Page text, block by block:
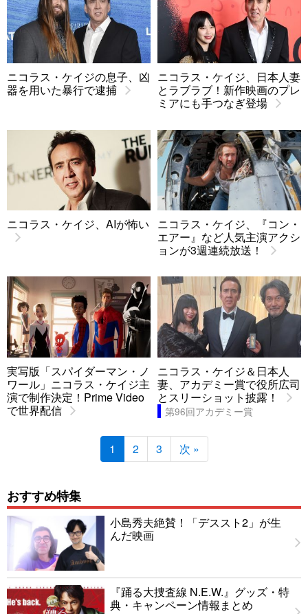
ニコラス・ケイジの息子、凶
器を用いた暴行で逮捕
ニコラス・ケイジ、日本人妻
とラブラブ！新作映画のプレ
ミアにも手つなぎ登場
ニコラス・ケイジ、AIが怖い
ニコラス・ケイジ、『コン・
エアー』など人気主演アクシ
ョンが3週連続放送！
実写版「スパイダーマン・ノ
ワール」ニコラス・ケイジ主
演で制作決定！Prime Video
で世界配信
ニコラス・ケイジ＆日本人
妻、アカデミー賞で役所広司
とスリーショット披露！
第96回アカデミー賞
1 2 3 次 »
おすすめ特集
小島秀夫絶賛！「デススト2」が生
んだ映画
『踊る大捜査線 N.E.W.』グッズ・特
典・キャンペーン情報まとめ